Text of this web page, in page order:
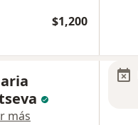
$1,200
más